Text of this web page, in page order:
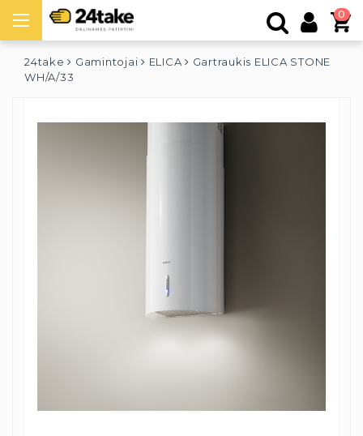
0
24take Gamintojai ELICA
Gartraukis ELICA STONE
WH/A/33